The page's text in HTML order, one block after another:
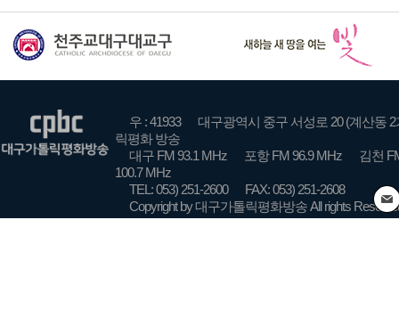
우 : 41933
대구광역시 중구 서성로 20 (계산동 2
릭평화 방송
대구 FM 93.1 MHz
포항 FM 96.9 MHz
김천
100.7 MHz
TEL: 053) 251-2600
FAX: 053) 251-2608
Copyright by 대구가톨릭평화방송 All rights